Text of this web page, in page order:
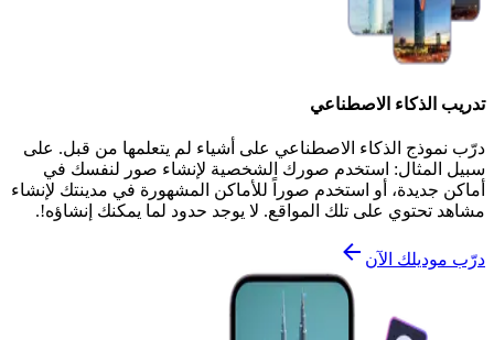
تدريب الذكاء الاصطناعي
درّب نموذج الذكاء الاصطناعي على أشياء لم يتعلمها من قبل. على
سبيل المثال: استخدم صورك الشخصية لإنشاء صور لنفسك في
أماكن جديدة، أو استخدم صوراً للأماكن المشهورة في مدينتك لإنشاء
مشاهد تحتوي على تلك المواقع. لا يوجد حدود لما يمكنك إنشاؤه!.
درّب موديلك الآن